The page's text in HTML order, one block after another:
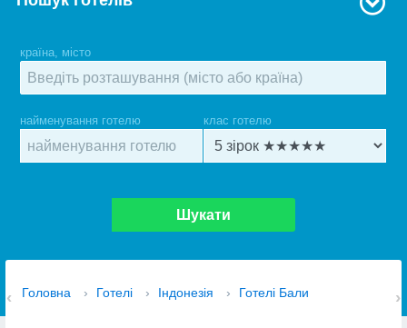
країна, місто
найменування готелю клас готелю
Шукати
Головна › Готелі › Індонезія › Готелі Бали